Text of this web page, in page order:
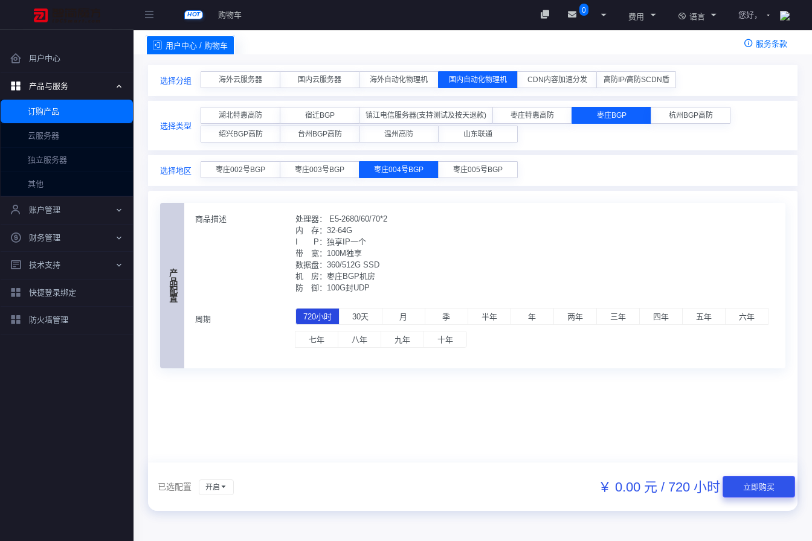
HOT 购物车 0
费用 语言 您好，
用户中心 / 购物车
服务条款
用户中心
产品与服务
订购产品
云服务器
独立服务器
其他
账户管理
财务管理
技术支持
快捷登录绑定
防火墙管理
选择分组 海外云服务器 国内云服务器 海外自动化物理机 国内自动化物理机 CDN内容加速分发 高防IP/高防SCDN盾
选择类型
湖北特惠高防 宿迁BGP 镇江电信服务器(支持测试及按天退款) 枣庄特惠高防 枣庄BGP 杭州BGP高防
绍兴BGP高防 台州BGP高防 温州高防 山东联通
选择地区 枣庄002号BGP 枣庄003号BGP 枣庄004号BGP 枣庄005号BGP
产品配置
商品描述 处理器：
E5-2680/60/70*2
内 存： 32-64G
I P： 独享IP一个
带 宽： 100M独享
数据盘： 360/512G SSD
机 房： 枣庄BGP机房
防 御： 100G封UDP
周期 720小时 30天 月 季 半年 年 两年 三年 四年 五年 六年
七年 八年 九年 十年
已选配置 开启 ￥ 0.00 元 / 720 小时 立即购买